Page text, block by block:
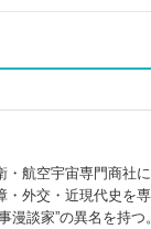
航空宇宙専門商社
・外交・近現代史を
漫談家”の異名を持つ